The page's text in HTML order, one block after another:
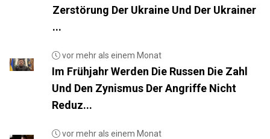
Zerstörung Der Ukraine Und Der Ukrainer
...
vor mehr als einem Monat
Im Frühjahr Werden Die Russen Die Zahl
Und Den Zynismus Der Angriffe Nicht
Reduz...
vor mehr als einem Monat